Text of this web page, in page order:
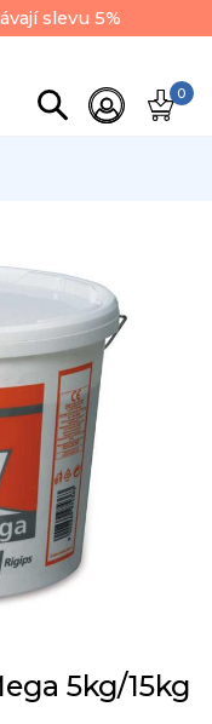
slevu 5%
0
5kg/15kg